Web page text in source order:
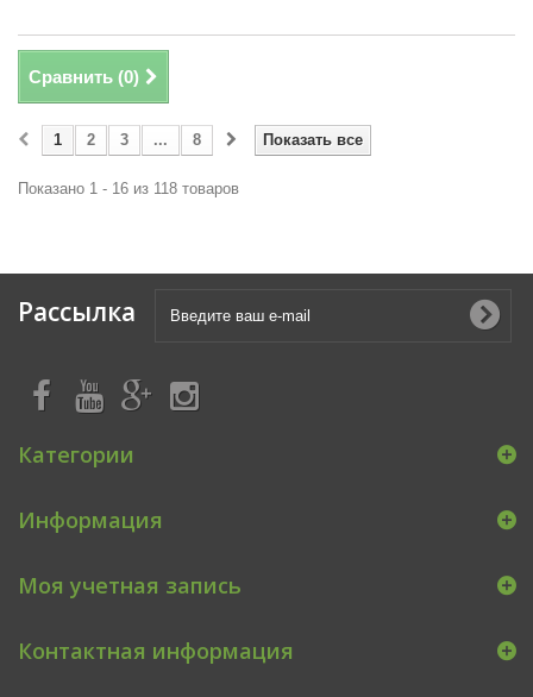
Сравнить (0)
Показать все
1 2 3 ... 8
Показано 1 - 16 из 118 товаров
Рассылка
Категории
Информация
Моя учетная запись
Контактная информация